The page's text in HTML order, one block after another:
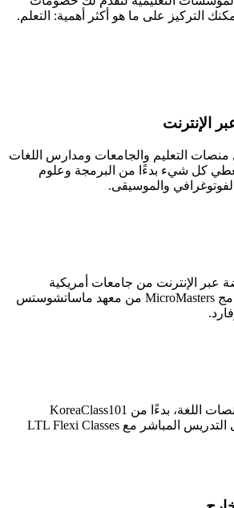
التركيز على ما هو أكثر أهمية: التعلم.
الإنترنت
التعليم والجامعات ومدارس اللغات
تغطي كل شيء بدءًا من البرمجة وعلوم
والموسيقى.
الإنترنت من جامعات أمريكية
معتمدة، بما في ذلك برامج MicroMasters من معهد ماساتشوستس
عروض على دورات ومنصات اللغة، بدءًا من KoreaClass101
وJapanesePod101 وحتى التدريس المباشر مع LTL Flexi Classes